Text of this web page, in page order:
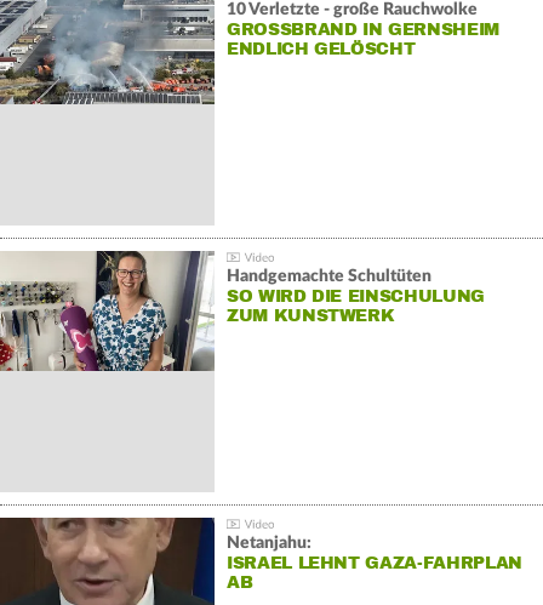
10 Verletzte - große Rauchwolke
GROSSBRAND IN GERNSHEIM E
NDLICH GELÖSCHT
Handgemachte Schultüten
SO WIRD DIE EINSCHULUNG
ZUM KUNSTWERK
Netanjahu:
ISRAEL LEHNT GAZA-FAHRPLAN
AB